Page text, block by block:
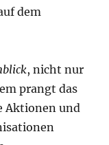
dem
, nicht nur
prangt das
Aktionen und